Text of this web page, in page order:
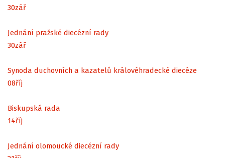
30zář
Jednání pražské diecézní rady
30zář
Synoda duchovních a kazatelů královéhradecké diecéze
08říj
Biskupská rada
14říj
Jednání olomoucké diecézní rady